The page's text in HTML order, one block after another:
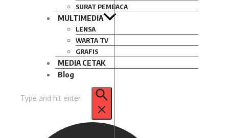
SURAT PEMBACA
MULTIMEDIA
LENSA
WARTA TV
GRAFIS
MEDIA CETAK
Blog
untuk: